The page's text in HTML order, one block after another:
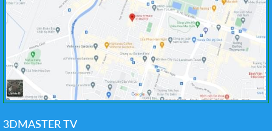
3DMASTER TV